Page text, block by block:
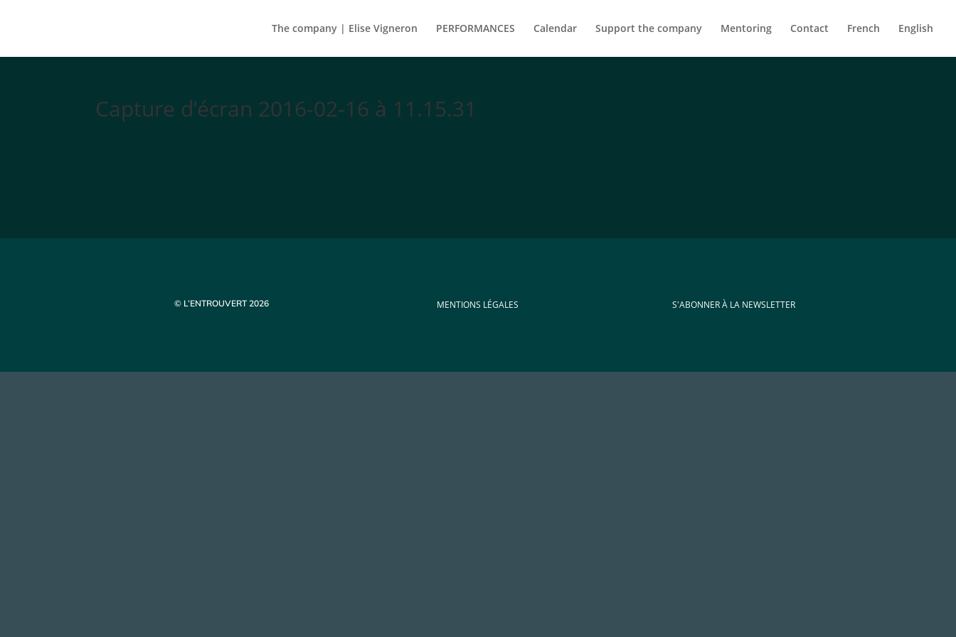
The company | Elise Vigneron PERFORMANCES Calendar Support the company Mentoring Contact French English
Capture d’écran 2016-02-16 à 11.15.31
© L’ENTROUVERT 2026 MENTIONS LÉGALES S'ABONNER À LA NEWSLETTER